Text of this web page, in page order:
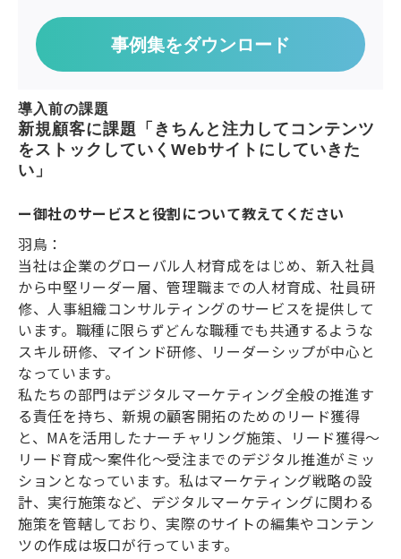
事例集をダウンロード
導入前の課題
新規顧客に課題「きちんと注力してコンテンツ
をストックしていくWebサイトにしていきた
い」
ー御社のサービスと役割について教えてください
羽鳥：
当社は企業のグローバル人材育成をはじめ、新入社員
から中堅リーダー層、管理職までの人材育成、社員研
修、人事組織コンサルティングのサービスを提供して
います。職種に限らずどんな職種でも共通するような
スキル研修、マインド研修、リーダーシップが中心と
なっています。
私たちの部門はデジタルマーケティング全般の推進す
る責任を持ち、新規の顧客開拓のためのリード獲得
と、MAを活用したナーチャリング施策、リード獲得～
リード育成～案件化～受注までのデジタル推進がミッ
ションとなっています。私はマーケティング戦略の設
計、実行施策など、デジタルマーケティングに関わる
施策を管轄しており、実際のサイトの編集やコンテン
ツの作成は坂口が行っています。